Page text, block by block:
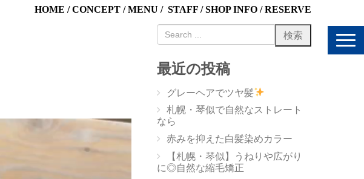
HOME /CONCEPT /MENU / STAFF /SHOP INFO /RESERVE
N
最近の投稿
グレーヘアでツヤ髪
札幌・琴似で自然なストレート
なら
赤みを抑えた白髪染めカラー
【札幌・琴似】うねりや広がり
に◎自然な縮毛矯正